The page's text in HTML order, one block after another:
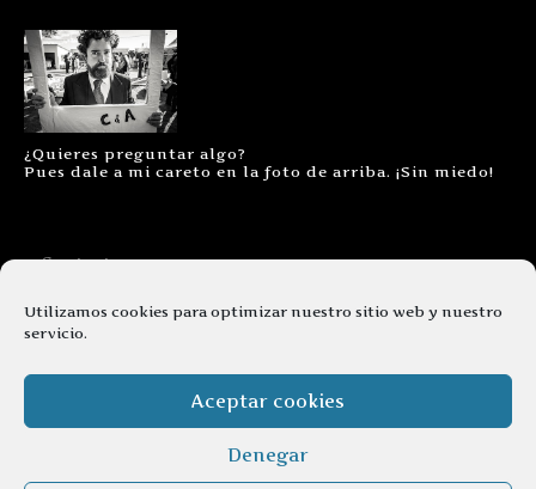
Utilizamos cookies para optimizar nuestro sitio web y nuestro
servicio.
Aceptar cookies
Denegar
¿Quieres preguntar algo?
Pues dale a mi careto en la foto de arriba. ¡Sin miedo!
Contacto
Aviso legal